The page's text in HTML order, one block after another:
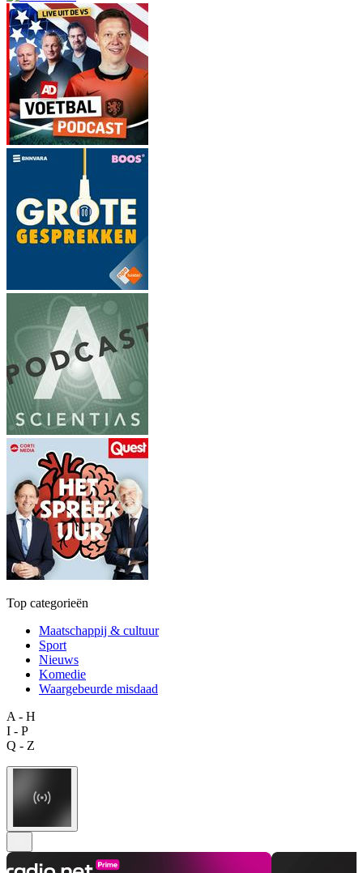
Top categorieën
Maatschappij & cultuur
Sport
Nieuws
Komedie
Waargebeurde misdaad
A - H
I - P
Q - Z